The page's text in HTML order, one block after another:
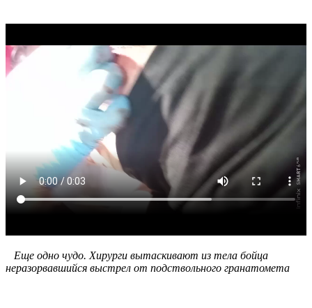
Еще одно чудо. Хирурги вытаскивают из тела бойца
неразорвавшийся выстрел от подствольного гранатомета